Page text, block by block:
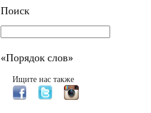
Поиск
«Порядок слов»
Ищите нас также